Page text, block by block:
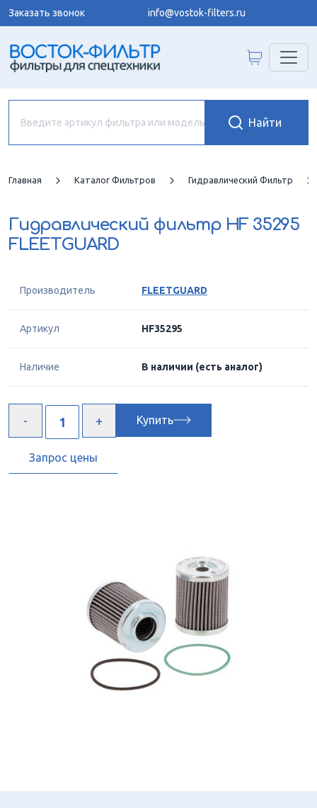
Заказать звонок info@vostok-filters.ru
Главная Каталог Фильтров Гидравлический Фильтр
Гидравлический фильтр HF 35295
FLEETGUARD
Производитель FLEETGUARD
Артикул HF35295
Наличие В наличии (есть аналог)
Купить
Запрос цены